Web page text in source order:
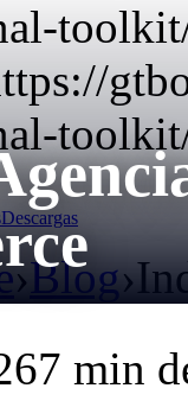
Descargas
›Blog›
7 min